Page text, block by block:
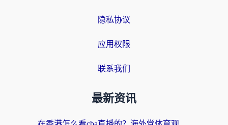
隐私协议
应用权限
联系我们
最新资讯